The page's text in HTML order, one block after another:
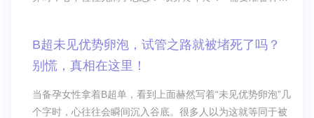
B超未见优势卵泡，试管之路就被堵死了吗？
别慌，真相在这里！
当备孕女性拿着B超单，看到上面赫然写着“未见优势卵泡”几
个字时，心往往会瞬间沉入谷底。很多人以为这就等同于被